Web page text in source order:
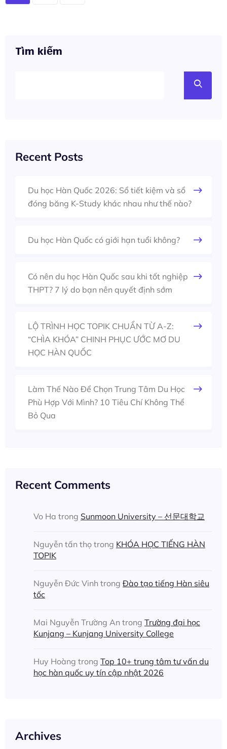
Tìm kiếm
Recent Posts
Du học Hàn Quốc 2026: Sổ tiết kiệm và sổ
đóng băng K-Study khác nhau như thế nào?
Du học Hàn Quốc có giới hạn tuổi không?
Có nên du học Hàn Quốc sau khi tốt nghiệp
THPT? 7 lý do bạn nên quyết định sớm
LỘ TRÌNH HỌC TOPIK CHUẨN TỪ A-Z:
“CHÌA KHÓA” CHINH PHỤC ƯỚC MƠ DU
HỌC HÀN QUỐC
Làm Thế Nào Để Chọn Trung Tâm Du Học
Phù Hợp Với Mình? 10 Tiêu Chí Không Thể
Bỏ Qua
Recent Comments
Vo Ha trong Sunmoon University – 선문대학교
Nguyễn tấn thọ trong KHÓA HỌC TIẾNG HÀN
TOPIK
Nguyễn Đức Vinh trong Đào tạo tiếng Hàn siêu
tốc
Mai Nguyễn Trường An trong Trường đại học
Kunjang – Kunjang University College
Huy Hoàng trong Top 10+ trung tâm tư vấn du
học hàn quốc uy tín cập nhật 2026
Archives